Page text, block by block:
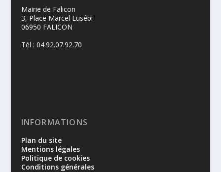
Mairie de Falicon
3, Place Marcel Eusébi
06950 FALICON
Tél : 04.92.07.92.70
INFORMATIONS
Plan du site
Mentions légales
Politique de cookies
Conditions générales